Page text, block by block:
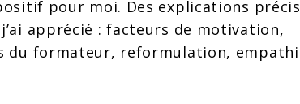
pour moi. Des explications
apprécié : facteurs de motivation,
du formateur, reformulation,